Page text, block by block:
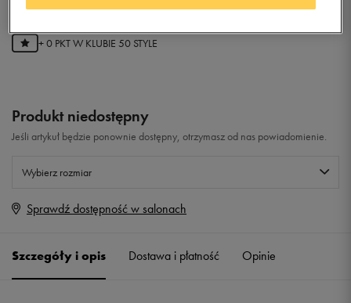
złz Vat
+ 0 PKT W KLUBIE 50 STYLE
Produkt niedostępny
Jeśli artykuł będzie ponownie dostępny, otrzymasz od nas powiadomienie.
Wybierz rozmiar
Rozmiary EU
Sprawdź dostępność w salonach
Szczegóły i opis Dostawa i płatność Opinie